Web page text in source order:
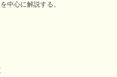
中心に解説する。